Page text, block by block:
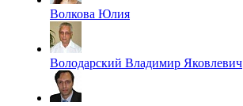
Волкова Юлия
Володарский Владимир Яковлевич